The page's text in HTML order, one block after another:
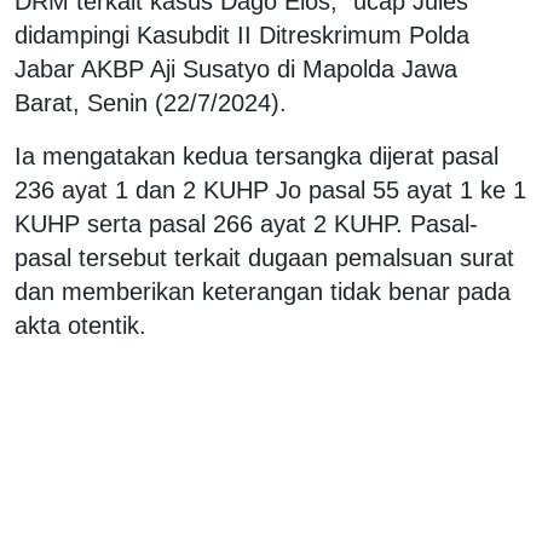
didampingi Kasubdit II Ditreskrimum Polda
Jabar AKBP Aji Susatyo di Mapolda Jawa
Barat, Senin (22/7/2024).
Ia mengatakan kedua tersangka dijerat pasal
236 ayat 1 dan 2 KUHP Jo pasal 55 ayat 1 ke 1
KUHP serta pasal 266 ayat 2 KUHP. Pasal-
pasal tersebut terkait dugaan pemalsuan surat
dan memberikan keterangan tidak benar pada
akta otentik.